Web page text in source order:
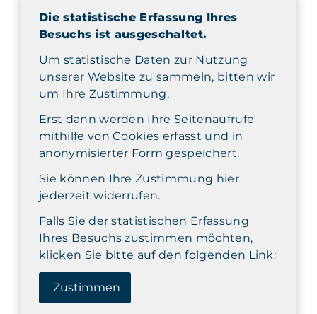
Die statistische Erfassung Ihres
Besuchs ist ausgeschaltet.
Um statistische Daten zur Nutzung
unserer Website zu sammeln, bitten wir
um Ihre Zustimmung.
Erst dann werden Ihre Seitenaufrufe
mithilfe von Cookies erfasst und in
anonymisierter Form gespeichert.
Sie können Ihre Zustimmung hier
jederzeit widerrufen.
Falls Sie der statistischen Erfassung
Ihres Besuchs zustimmen möchten,
klicken Sie bitte auf den folgenden Link:
Zustimmen